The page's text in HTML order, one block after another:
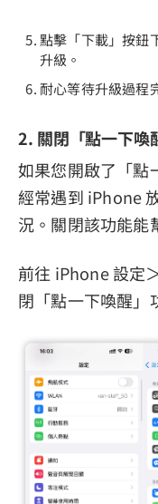
點擊「下載」按鈕
升級。
耐心等待升級過程
2. 關閉「點一下喚
如果您開啟了「點
經常遇到 iPhone
況。關閉該功能能
前往 iPhone 設定
閉「點一下喚醒」